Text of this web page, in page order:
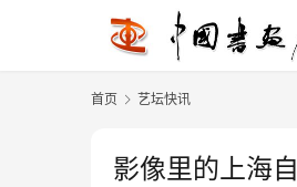
首页 艺坛快讯
影像里的上海